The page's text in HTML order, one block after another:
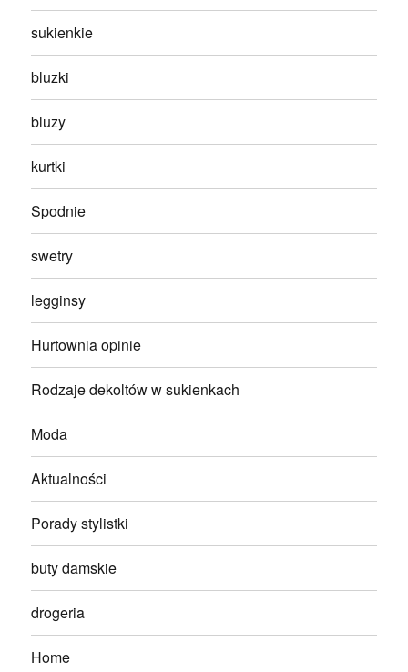
sukienkie
bluzki
bluzy
kurtki
Spodnie
swetry
legginsy
Hurtownia opinie
Rodzaje dekoltów w sukienkach
Moda
Aktualności
Porady stylistki
buty damskie
drogeria
Home